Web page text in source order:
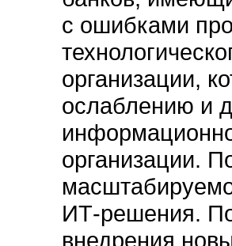
с ошибками
организации,
ослаблению и
организации.
ИТ-решения.
внедрения